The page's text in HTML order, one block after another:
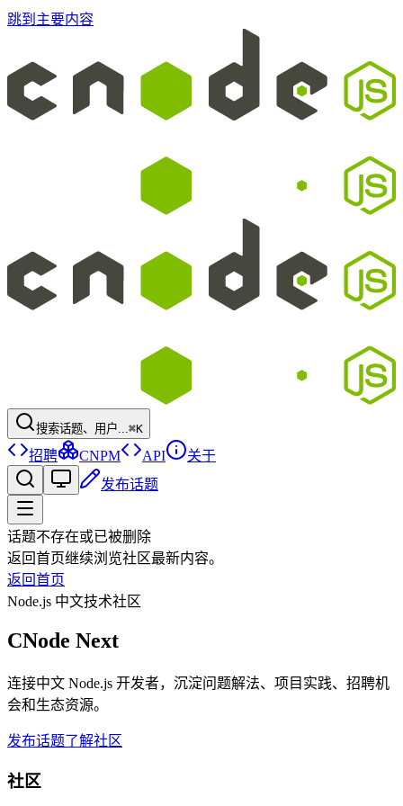
跳到主要内容
搜索话题、用户...⌘K
招聘 CNPM API
关于
发布话题
话题不存在或已被删除
返回首页继续浏览社区最新内容。
返回首页
Node.js 中文技术社区
CNode Next
连接中文 Node.js 开发者，沉淀问题解法、项目实践、招聘机
会和生态资源。
发布话题了解社区
社区